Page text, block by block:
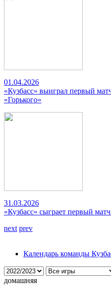
01.04.2026
«Кузбасс» выиграл первый
«Горького»
31.03.2026
«Кузбасс» сыграет первый
next prev
Календарь команды
домашняя